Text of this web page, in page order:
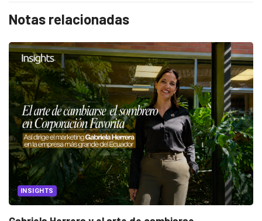
Notas relacionadas
INSIGHTS